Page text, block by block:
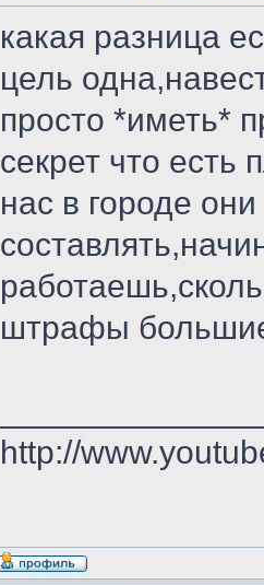
какая разница
цель
просто *иметь*
секрет что есть
нас в городе
штрафы
http://